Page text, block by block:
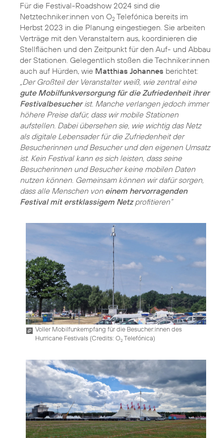
Für die Festival-Roadshow 2024 sind die
Netztechniker:innen von O2 Telefónica bereits im
Herbst 2023 in die Planung eingestiegen. Sie arbeiten
Verträge mit den Veranstaltern aus, koordinieren die
Stellflächen und den Zeitpunkt für den Auf- und Abbau
der Stationen. Gelegentlich stoßen die Techniker:innen
auch auf Hürden, wie Matthias Johannes berichtet:
„Der Großteil der Veranstalter weiß, wie zentral eine
gute Mobilfunkversorgung für die Zufriedenheit ihrer
Festivalbesucherist. Manche verlangen jedoch immer
höhere Preise dafür, dass wir mobile Stationen
aufstellen. Dabei übersehen sie, wie wichtig das Netz
als digitale Lebensader für die Zufriedenheit der
Besucherinnen und Besucher und den eigenen Umsatz
ist. Kein Festival kann es sich leisten, dass seine
Besucherinnen und Besucher keine mobilen Daten
nutzen können. Gemeinsam können wir dafür sorgen,
dass alle Menschen von einem hervorragenden
Festival mit erstklassigem Netzprofitieren“
Voller Mobilfunkempfang für die Besucher:innen des
Hurricane Festivals (Credits: O2Telefónica)